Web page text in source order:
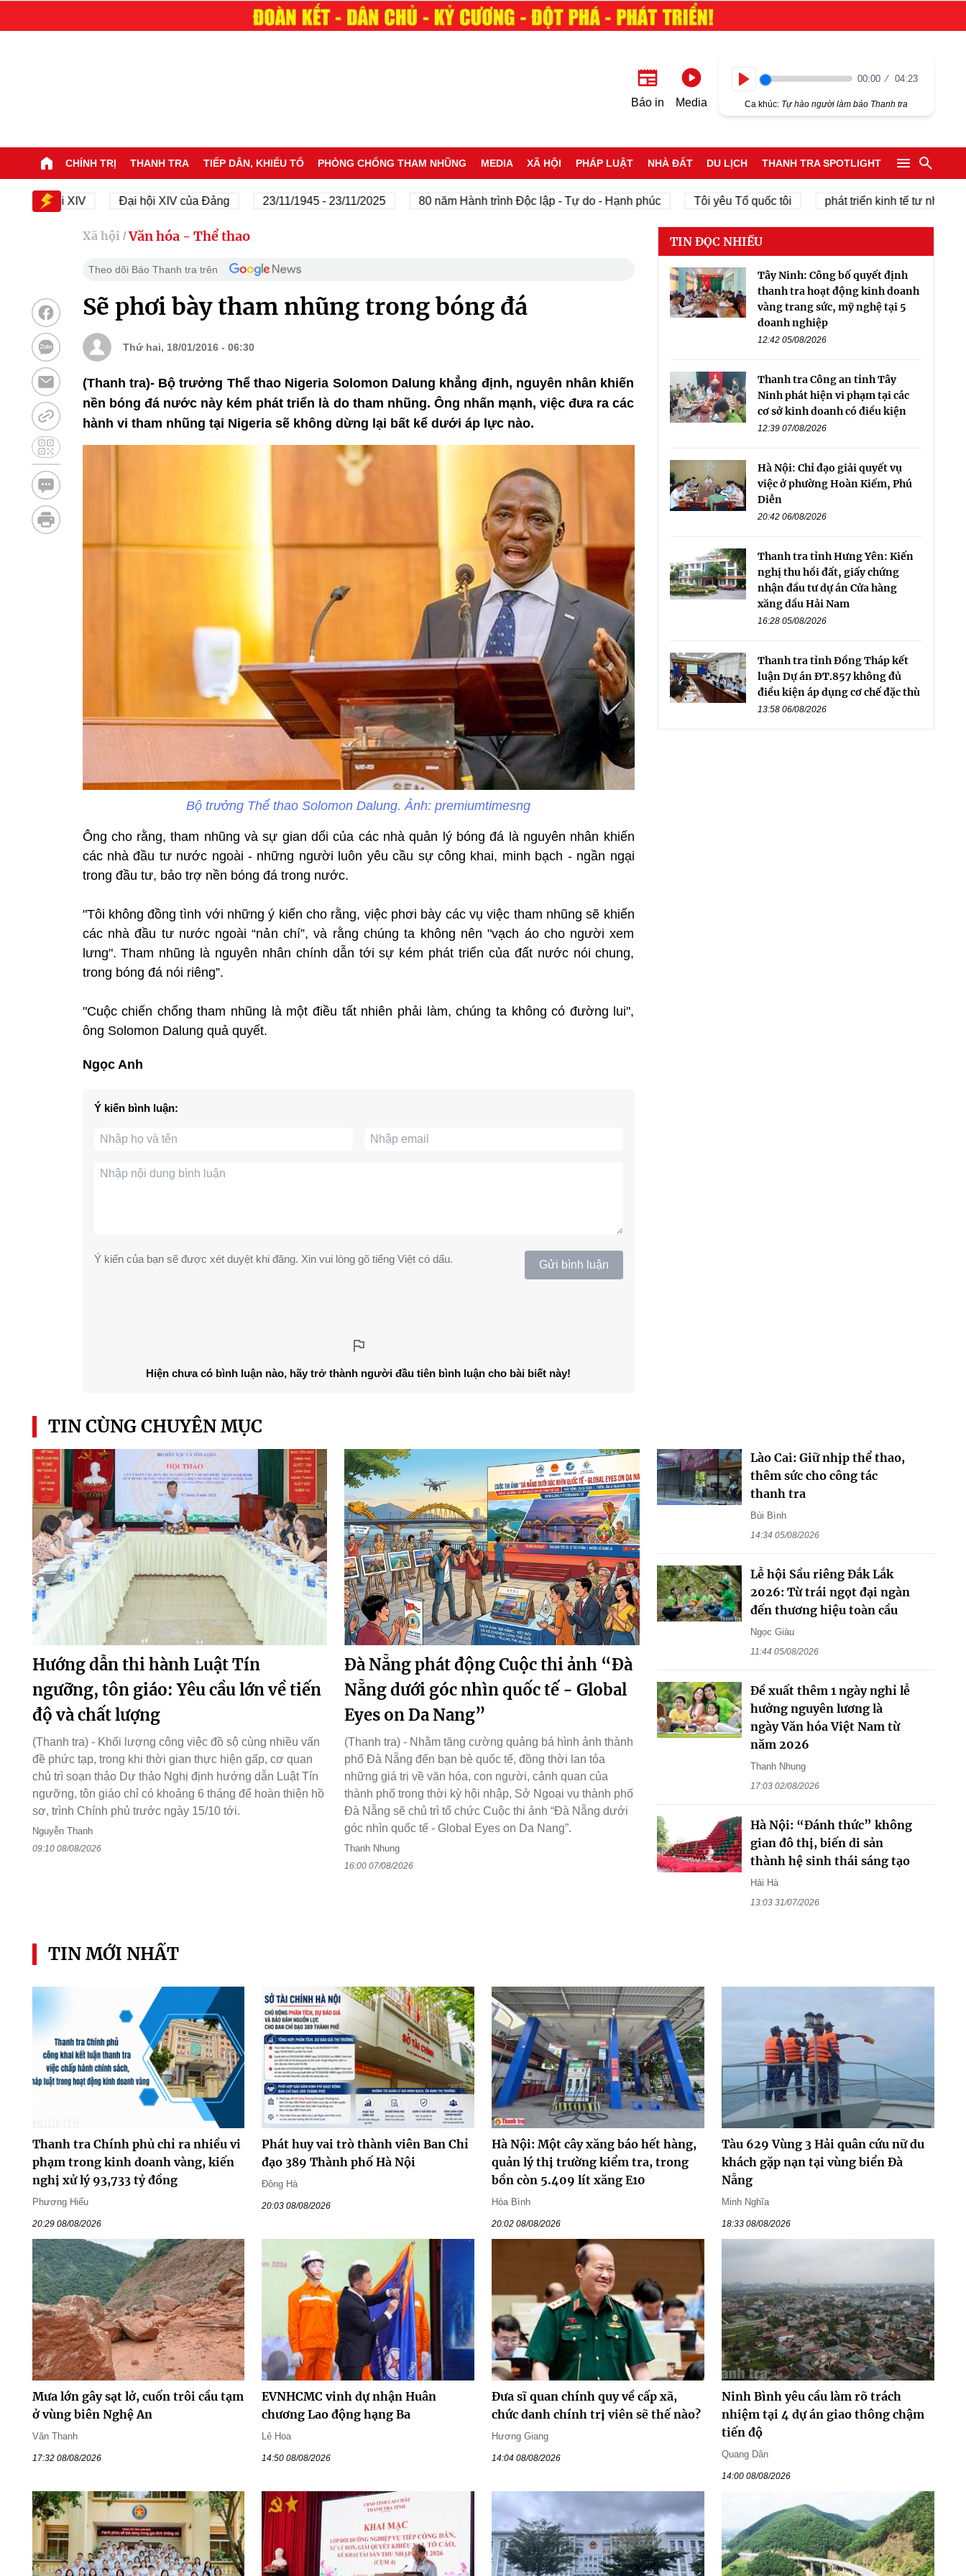
Báo in Media
00:00 04:23
Ca khúc: Tự hào người làm báo Thanh tra
CHÍNH TRỊ THANH TRA TIẾP DÂN, KHIẾU TỐ PHÒNG CHỐNG THAM NHŨNG MEDIA XÃ HỘI PHÁP LUẬT NHÀ ĐẤT DU LỊCH THANH TRA SPOTLIGHT
hội XIV Đại hội XIV của Đảng 23/11/1945 - 23/11/2025 80 năm Hành trình Độc lập - Tự do - Hạnh phúc Tôi yêu Tổ quốc tôi phát triển kinh tế tư nhân
Xã hội / Văn hóa - Thể thao
Theo dõi Báo Thanh tra trên
Sẽ phơi bày tham nhũng trong bóng đá
Thứ hai, 18/01/2016 - 06:30
(Thanh tra)- Bộ trưởng Thể thao Nigeria Solomon Dalung khẳng định, nguyên nhân khiến
nền bóng đá nước này kém phát triển là do tham nhũng. Ông nhấn mạnh, việc đưa ra các
hành vi tham nhũng tại Nigeria sẽ không dừng lại bất kể dưới áp lực nào.
Bộ trưởng Thể thao Solomon Dalung. Ảnh: premiumtimesng
Ông cho rằng, tham nhũng và sự gian dối của các nhà quản lý bóng đá là nguyên nhân khiến
các nhà đầu tư nước ngoài - những người luôn yêu cầu sự công khai, minh bạch - ngần ngại
trong đầu tư, bảo trợ nền bóng đá trong nước.
"Tôi không đồng tình với những ý kiến cho rằng, việc phơi bày các vụ việc tham nhũng sẽ khiến
các nhà đầu tư nước ngoài “nản chí”, và rằng chúng ta không nên "vạch áo cho người xem
lưng". Tham nhũng là nguyên nhân chính dẫn tới sự kém phát triển của đất nước nói chung,
trong bóng đá nói riêng”.
"Cuộc chiến chống tham nhũng là một điều tất nhiên phải làm, chúng ta không có đường lui",
ông Solomon Dalung quả quyết.
Ngọc Anh
Ý kiến bình luận:
Ý kiến của bạn sẽ được xét duyệt khi đăng. Xin vui lòng gõ tiếng Việt có dấu. Gửi bình luận
Hiện chưa có bình luận nào, hãy trở thành người đầu tiên bình luận cho bài biết này!
TIN ĐỌC NHIỀU
Tây Ninh: Công bố quyết định
thanh tra hoạt động kinh doanh
vàng trang sức, mỹ nghệ tại 5
doanh nghiệp
12:42 05/08/2026
Thanh tra Công an tỉnh Tây
Ninh phát hiện vi phạm tại các
cơ sở kinh doanh có điều kiện
12:39 07/08/2026
Hà Nội: Chỉ đạo giải quyết vụ
việc ở phường Hoàn Kiếm, Phú
Diễn
20:42 06/08/2026
Thanh tra tỉnh Hưng Yên: Kiến
nghị thu hồi đất, giấy chứng
nhận đầu tư dự án Cửa hàng
xăng dầu Hải Nam
16:28 05/08/2026
Thanh tra tỉnh Đồng Tháp kết
luận Dự án ĐT.857 không đủ
điều kiện áp dụng cơ chế đặc thù
13:58 06/08/2026
TIN CÙNG CHUYÊN MỤC
Hướng dẫn thi hành Luật Tín
ngưỡng, tôn giáo: Yêu cầu lớn về tiến
độ và chất lượng
(Thanh tra) - Khối lượng công việc đồ sộ cùng nhiều vấn
đề phức tạp, trong khi thời gian thực hiện gấp, cơ quan
chủ trì soạn thảo Dự thảo Nghị định hướng dẫn Luật Tín
ngưỡng, tôn giáo chỉ có khoảng 6 tháng để hoàn thiện hồ
sơ, trình Chính phủ trước ngày 15/10 tới.
Nguyễn Thanh
09:10 08/08/2026
Đà Nẵng phát động Cuộc thi ảnh “Đà
Nẵng dưới góc nhìn quốc tế - Global
Eyes on Da Nang”
(Thanh tra) - Nhằm tăng cường quảng bá hình ảnh thành
phố Đà Nẵng đến bạn bè quốc tế, đồng thời lan tỏa
những giá trị về văn hóa, con người, cảnh quan của
thành phố trong thời kỳ hội nhập, Sở Ngoại vụ thành phố
Đà Nẵng sẽ chủ trì tổ chức Cuộc thi ảnh “Đà Nẵng dưới
góc nhìn quốc tế - Global Eyes on Da Nang”.
Thanh Nhung
16:00 07/08/2026
Lào Cai: Giữ nhịp thể thao,
thêm sức cho công tác
thanh tra
Bùi Bình
14:34 05/08/2026
Lễ hội Sầu riêng Đắk Lắk
2026: Từ trái ngọt đại ngàn
đến thương hiệu toàn cầu
Ngọc Giàu
11:44 05/08/2026
Đề xuất thêm 1 ngày nghỉ lễ
hưởng nguyên lương là
ngày Văn hóa Việt Nam từ
năm 2026
Thanh Nhung
17:03 02/08/2026
Hà Nội: “Đánh thức” không
gian đô thị, biến di sản
thành hệ sinh thái sáng tạo
Hải Hà
13:03 31/07/2026
TIN MỚI NHẤT
Thanh tra Chính phủ chỉ ra nhiều vi
phạm trong kinh doanh vàng, kiến
nghị xử lý 93,733 tỷ đồng
Phương Hiếu
20:29 08/08/2026
Phát huy vai trò thành viên Ban Chỉ
đạo 389 Thành phố Hà Nội
Đông Hà
20:03 08/08/2026
Hà Nội: Một cây xăng báo hết hàng,
quản lý thị trường kiểm tra, trong
bồn còn 5.409 lít xăng E10
Hòa Bình
20:02 08/08/2026
Tàu 629 Vùng 3 Hải quân cứu nữ du
khách gặp nạn tại vùng biển Đà
Nẵng
Minh Nghĩa
18:33 08/08/2026
Mưa lớn gây sạt lở, cuốn trôi cầu tạm
ở vùng biên Nghệ An
Văn Thanh
17:32 08/08/2026
EVNHCMC vinh dự nhận Huân
chương Lao động hạng Ba
Lê Hoa
14:50 08/08/2026
Đưa sĩ quan chính quy về cấp xã,
chức danh chính trị viên sẽ thế nào?
Hương Giang
14:04 08/08/2026
Ninh Bình yêu cầu làm rõ trách
nhiệm tại 4 dự án giao thông chậm
tiến độ
Quang Dân
14:00 08/08/2026